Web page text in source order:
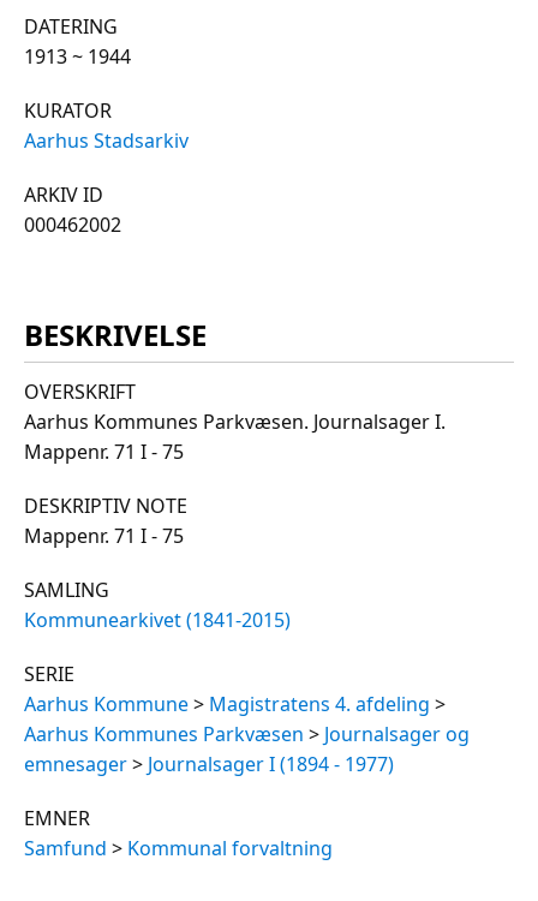
DATERING
1913 ~ 1944
KURATOR
Aarhus Stadsarkiv
ARKIV ID
000462002
BESKRIVELSE
OVERSKRIFT
Aarhus Kommunes Parkvæsen. Journalsager I.
Mappenr. 71 I - 75
DESKRIPTIV NOTE
Mappenr. 71 I - 75
SAMLING
Kommunearkivet (1841-2015)
SERIE
Aarhus Kommune> Magistratens 4. afdeling >
Aarhus Kommunes Parkvæsen > Journalsager og
emnesager> Journalsager I (1894 - 1977)
EMNER
Samfund > Kommunal forvaltning